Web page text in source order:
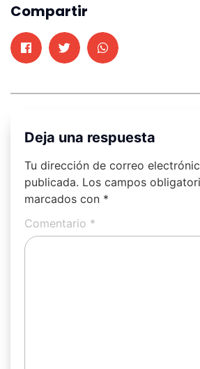
Compartir
Deja una respuesta
Tu dirección de correo
publicada. Los campos
marcados con *
Comentario *